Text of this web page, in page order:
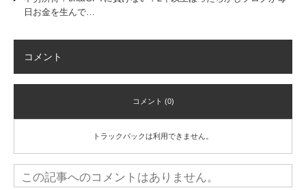
日お金を生んで…
コメント
コメント (0)
トラックバックは利用できません。
この記事へのコメントはありません。